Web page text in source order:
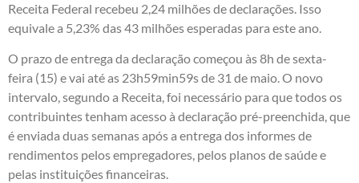
Receita Federal recebeu 2,24 milhões de declarações. Isso
equivale a 5,23% das 43 milhões esperadas para este ano.
O prazo de entrega da declaração começou às 8h de sexta-
feira (15) e vai até as 23h59min59s de 31 de maio. O novo
intervalo, segundo a Receita, foi necessário para que todos os
contribuintes tenham acesso à declaração pré-preenchida, que
é enviada duas semanas após a entrega dos informes de
rendimentos pelos empregadores, pelos planos de saúde e
pelas instituições financeiras.